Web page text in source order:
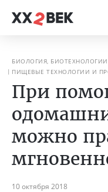
БИОЛОГИЯ, БИОТЕХНОЛОГИИ
ПИЩЕВЫЕ ТЕХНОЛОГИИ И
При
можно
10 октября 2018